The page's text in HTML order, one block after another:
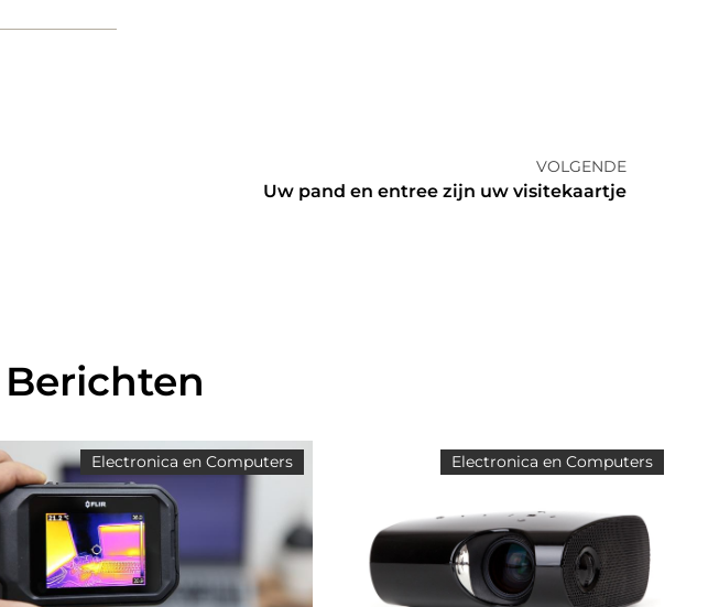
VOLGENDE
Uw pand en entree zijn uw visitekaartje
Electronica en Computers Electronica en Computers